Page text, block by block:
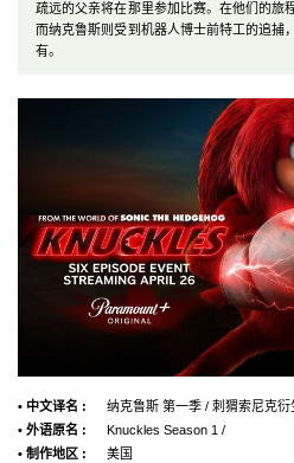
疏远的父亲将在那里参加比赛。在他们的旅
而纳克鲁斯则受到机器人博士前特工的追捕
有。
• 中文译名 :
纳克鲁斯 第一季 / 刺猬索尼克
• 外语原名 :
Knuckles Season 1 /
• 制作地区 :
美国